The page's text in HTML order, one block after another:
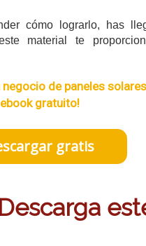
cómo lograrlo, has
material te
negocio de paneles
ebook gratuito!
gratis
Descarga